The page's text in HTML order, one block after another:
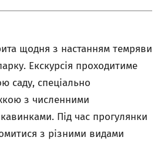
щодня з настанням темряви
Екскурсія проходитиме
саду, спеціально
з численними
Під час прогулянки
з різними видами